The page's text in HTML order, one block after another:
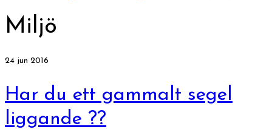
Miljö
24 jun 2016
Har du ett gammalt segel
liggande ??